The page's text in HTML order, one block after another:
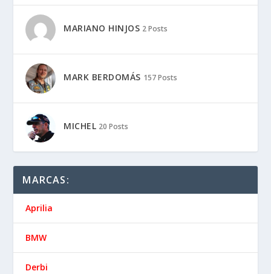
MARIANO HINJOS 2 Posts
MARK BERDOMÁS 157 Posts
MICHEL 20 Posts
MARCAS:
Aprilia
BMW
Derbi